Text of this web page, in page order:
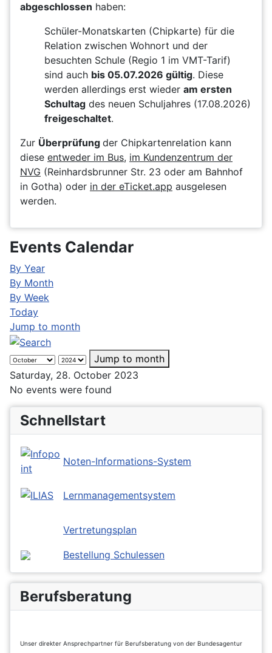
abgeschlossen haben:
Schüler-Monatskarten (Chipkarte) für die
Relation zwischen Wohnort und der
besuchten Schule (Regio 1 im VMT-Tarif)
sind auch bis 05.07.2026 gültig. Diese
werden allerdings erst wieder am ersten
Schultag des neuen Schuljahres (17.08.2026)
freigeschaltet.
Zur Überprüfung der Chipkartenrelation kann
diese entweder im Bus, im Kundenzentrum der
NVG (Reinhardsbrunner Str. 23 oder am Bahnhof
in Gotha) oder in der eTicket.app ausgelesen
werden.
Events Calendar
By Year
By Month
By Week
Today
Jump to month
Jump to month
Saturday, 28. October 2023
No events were found
Schnellstart
Noten-Informations-System
Lernmanagementsystem
Vertretungsplan
Bestellung Schulessen
Berufsberatung
Unser direkter Ansprechpartner für Berufsberatung von der Bundesagentur